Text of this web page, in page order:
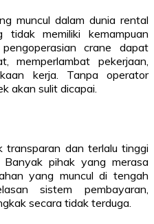
muncul dalam dunia rental
memiliki kemampuan
crane dapat
memperlambat pekerjaan,
kerja. Tanpa operator
akan sulit dicapai.
dan terlalu tinggi
pihak yang merasa
yang muncul di tengah
sistem pembayaran,
secara tidak terduga.